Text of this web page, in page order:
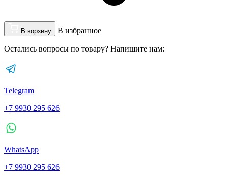
В корзину В избранное
Остались вопросы по товару? Напишите нам:
Telegram
+7 9930 295 626
WhatsApp
+7 9930 295 626